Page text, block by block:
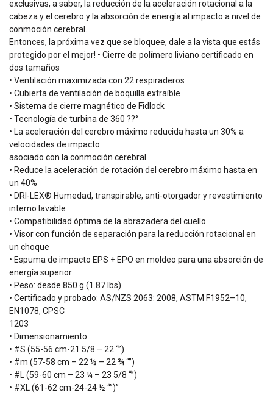
exclusivas, a saber, la reducción de la aceleración rotacional a la
cabeza y el cerebro y la absorción de energía al impacto a nivel de
conmoción cerebral.
Entonces, la próxima vez que se bloquee, dale a la vista que estás
protegido por el mejor! • Cierre de polímero liviano certificado en
dos tamaños
• Ventilación maximizada con 22 respiraderos
• Cubierta de ventilación de boquilla extraíble
• Sistema de cierre magnético de Fidlock
• Tecnología de turbina de 360 ??°
• La aceleración del cerebro máximo reducida hasta un 30% a
velocidades de impacto
asociado con la conmoción cerebral
• Reduce la aceleración de rotación del cerebro máximo hasta en
un 40%
• DRI-LEX® Humedad, transpirable, anti-otorgador y revestimiento
interno lavable
• Compatibilidad óptima de la abrazadera del cuello
• Visor con función de separación para la reducción rotacional en
un choque
• Espuma de impacto EPS + EPO en moldeo para una absorción de
energía superior
• Peso: desde 850 g (1.87 lbs)
• Certificado y probado: AS/NZS 2063: 2008, ASTM F1952–10,
EN1078, CPSC
1203
• Dimensionamiento
• #S (55-56 cm-21 5/8 – 22 “”)
• #m (57-58 cm – 22 ½ – 22 ¾ “”)
• #L (59-60 cm – 23 ¼ – 23 5/8 “”)
• #XL (61-62 cm-24-24 ½ “”)”